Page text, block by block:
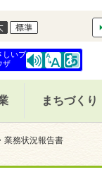
しいブ
ザ
まちづくり
業務状況報告書